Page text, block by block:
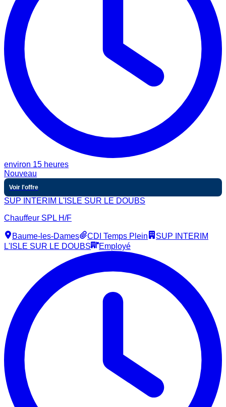
environ 15 heures
Nouveau
Voir l'offre
SUP INTERIM L'ISLE SUR LE DOUBS
Chauffeur SPL H/F
Baume-les-Dames CDI Temps Plein
SUP INTERIM
L'ISLE SUR LE DOUBS
Employé